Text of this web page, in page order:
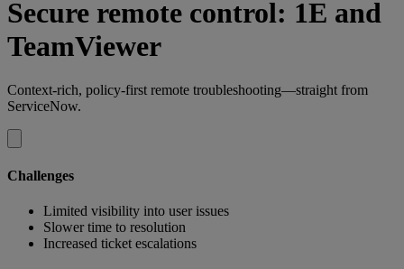
Secure remote control: 1E and
TeamViewer
Context-rich, policy-first remote troubleshooting—straight from
ServiceNow.
Challenges
Limited visibility into user issues
Slower time to resolution
Increased ticket escalations